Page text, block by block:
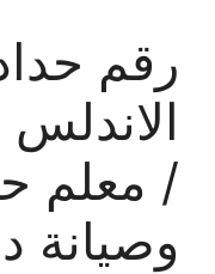
رقم
/ معلم
وصيانة